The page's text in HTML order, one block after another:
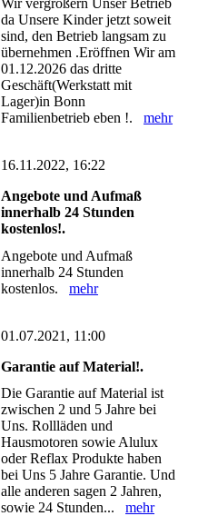
Wir vergrößern Unser Betrieb
da Unsere Kinder jetzt soweit
sind, den Betrieb langsam zu
übernehmen .Eröffnen Wir am
01.12.2026 das dritte
Geschäft(Werkstatt mit
Lager)in Bonn
Familienbetrieb eben !.mehr
16.11.2022, 16:22
Angebote und Aufmaß
innerhalb 24 Stunden
kostenlos!.
Angebote und Aufmaß
innerhalb 24 Stunden
kostenlos.mehr
01.07.2021, 11:00
Garantie auf Material!.
Die Garantie auf Material ist
zwischen 2 und 5 Jahre bei
Uns. Rollläden und
Hausmotoren sowie Alulux
oder Reflax Produkte haben
bei Uns 5 Jahre Garantie. Und
alle anderen sagen 2 Jahren,
sowie 24 Stunden...mehr